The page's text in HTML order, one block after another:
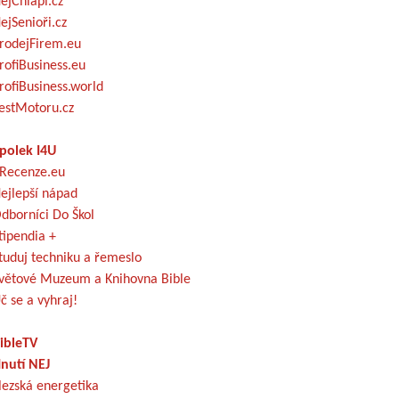
I4U
nápad
Do Škol
+
techniku a řemeslo
Muzeum a Knihovna Bible
se a vyhraj!
NEJ
energetika